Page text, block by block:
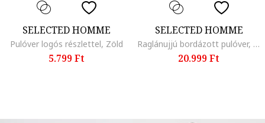
SELECTED HOMME
Pulóver logós részlettel, Zöld
5.799 Ft
SELECTED HOMME
Raglánujjú bordázott pulóver, Krémszín
20.999 Ft